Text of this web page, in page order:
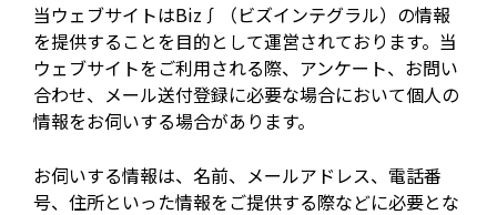
当ウェブサイトはBiz∫（ビズインテグラル）の情報
を提供することを目的として運営されております。当
ウェブサイトをご利用される際、アンケート、お問い
合わせ、メール送付登録に必要な場合において個人の
情報をお伺いする場合があります。
お伺いする情報は、名前、メールアドレス、電話番
号、住所といった情報をご提供する際などに必要とな